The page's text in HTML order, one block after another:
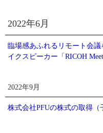
2022年6月
臨場感あふれるリモート会議
イクスピーカー「RICOH
2022年9月
株式会社PFUの株式の取得（